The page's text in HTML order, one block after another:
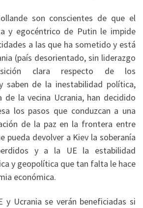
son conscientes de que el
y egocéntrico de Putin le impide
a las que ha sometido y está
(país desorientado, sin liderazgo
clara respecto de los
saben de la inestabilidad política,
de la vecina Ucrania, han decidido
los pasos que conduzcan a una
de la paz en la frontera entre
pueda devolver a Kiev la soberanía
y a la UE la estabilidad
y geopolítica que tan falta le hace
económica.
y Ucrania se verán beneficiadas si